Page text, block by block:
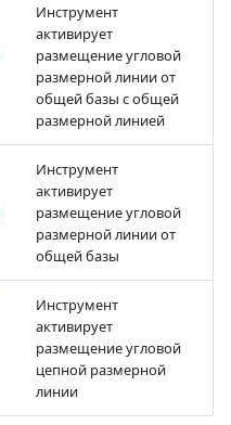
Инструмент
активирует
размещение угловой
размерной линии от
общей базы с общей
размерной линией
Инструмент
активирует
размещение угловой
размерной линии от
общей базы
Инструмент
активирует
размещение угловой
цепной размерной
линии